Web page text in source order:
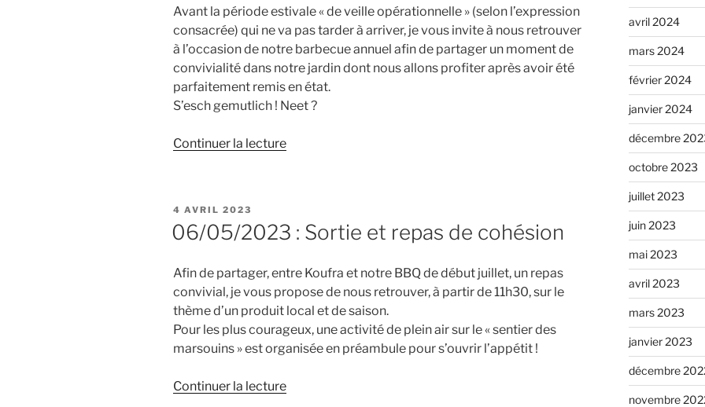
Avant la période estivale « de veille opérationnelle » (selon l’expression
consacrée) qui ne va pas tarder à arriver, je vous invite à nous retrouver
à l’occasion de notre barbecue annuel afin de partager un moment de
convivialité dans notre jardin dont nous allons profiter après avoir été
parfaitement remis en état.
S’esch gemutlich ! Neet ?
Continuer la lecturede
cohésion »
PUBLIÉ
4 AVRIL 2023
06/05/2023 : Sortie et repas de cohésion
Afin de partager, entre Koufra et notre BBQ de début juillet, un repas
convivial, je vous propose de nous retrouver, à partir de 11h30, sur le
thème d’un produit local et de saison.
Pour les plus courageux, une activité de plein air sur le « sentier des
marsouins » est organisée en préambule pour s’ouvrir l’appétit !
Continuer la lecturede
avril 2024
mars 2024
février 2024
janvier 2024
décembre
octobre 2023
juillet 2023
juin 2023
mai 2023
avril 2023
mars 2023
janvier 2023
décembre
novembre